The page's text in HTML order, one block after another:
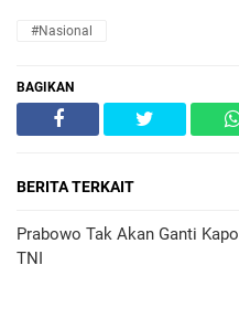
#Nasional
BAGIKAN
BERITA TERKAIT
Prabowo Tak Akan Ganti
TNI